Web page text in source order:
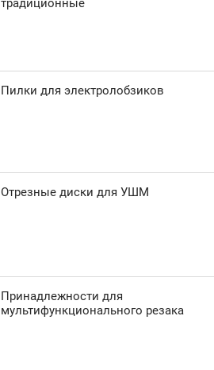
Пилки для электролобзиков
Отрезные диски для УШМ
Принадлежности для
мультифункционального резака